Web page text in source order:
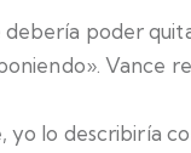
poder
Vance
lo describiría